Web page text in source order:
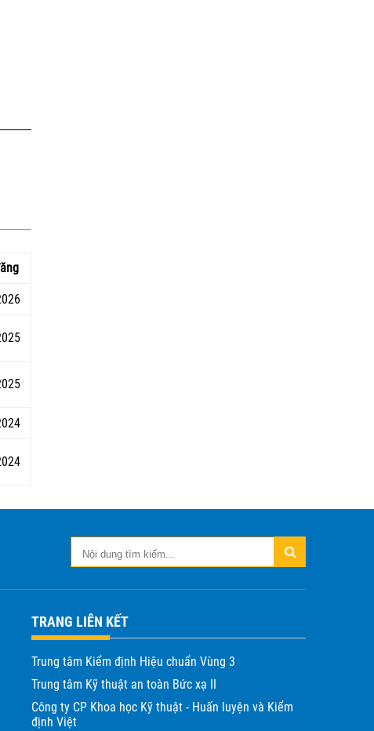
TRANG LIÊN KẾT
Trung tâm Kiểm định Hiệu chuẩn Vùng 3
Trung tâm Kỹ thuật an toàn Bức xạ II
Công ty CP Khoa học Kỹ thuật - Huấn luyện và Kiểm
định Việt